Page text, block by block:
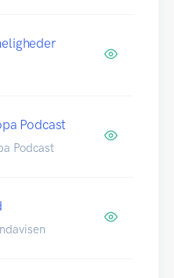
Podcast
Podcast